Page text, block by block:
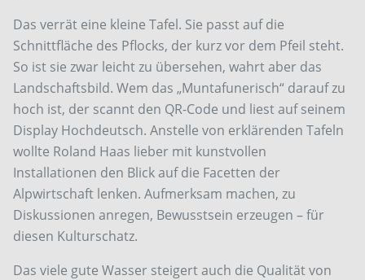
Das verrät eine kleine Tafel. Sie passt auf die
Schnittfläche des Pflocks, der kurz vor dem Pfeil steht.
So ist sie zwar leicht zu übersehen, wahrt aber das
Landschaftsbild. Wem das „Muntafunerisch“ darauf zu
hoch ist, der scannt den QR-Code und liest auf seinem
Display Hochdeutsch. Anstelle von erklärenden Tafeln
wollte Roland Haas lieber mit kunstvollen
Installationen den Blick auf die Facetten der
Alpwirtschaft lenken. Aufmerksam machen, zu
Diskussionen anregen, Bewusstsein erzeugen – für
diesen Kulturschatz.
Das viele gute Wasser steigert auch die Qualität von